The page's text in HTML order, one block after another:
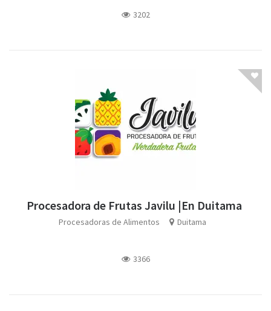
3202
Procesadora de Frutas Javilu |En Duitama
Procesadoras de Alimentos Duitama
3366